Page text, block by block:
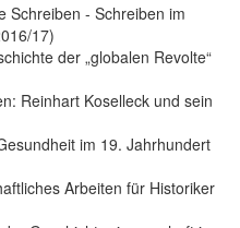
Schreiben - Schreiben im
17)
der „globalen Revolte“
Reinhart Koselleck und sein
im 19. Jahrhundert
Arbeiten für Historiker